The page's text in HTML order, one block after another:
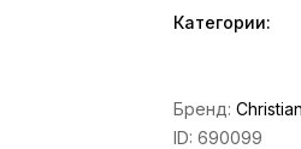
Категории:
Бренд:
ID:690099